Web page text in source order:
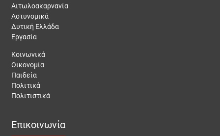
Αιτωλοακαρνανία
Αστυνομικά
Δυτική Ελλάδα
Εργασία
Κοινωνικά
Οικονομία
Παιδεία
Πολιτικά
Πολιτιστικά
Επικοινωνία